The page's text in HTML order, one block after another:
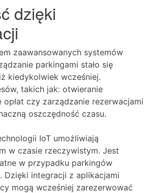
dzięki
zaawansowanych systemów
parkingami stało się
kiedykolwiek wcześniej.
takich jak: otwieranie
opłat czy zarządzanie rezerwacjami
oszczędność czasu.
IoT umożliwiają
w czasie rzeczywistym. Jest
w przypadku parkingów
Dzięki integracji z aplikacjami
mogą wcześniej zarezerwować